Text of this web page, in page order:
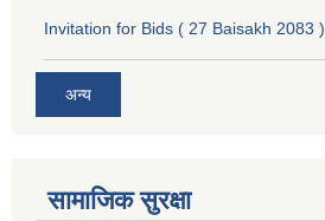
Invitation for Bids ( 27 Baisakh 2083 )
अन्य
सामाजिक सुरक्षा